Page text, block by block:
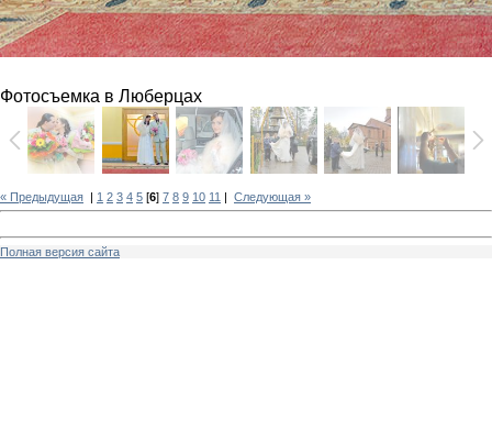
Фотосъемка в Люберцах
« Предыдущая 1 2 3 4 5 [6] 7 8 9 10 11 Следующая »
Полная версия сайта